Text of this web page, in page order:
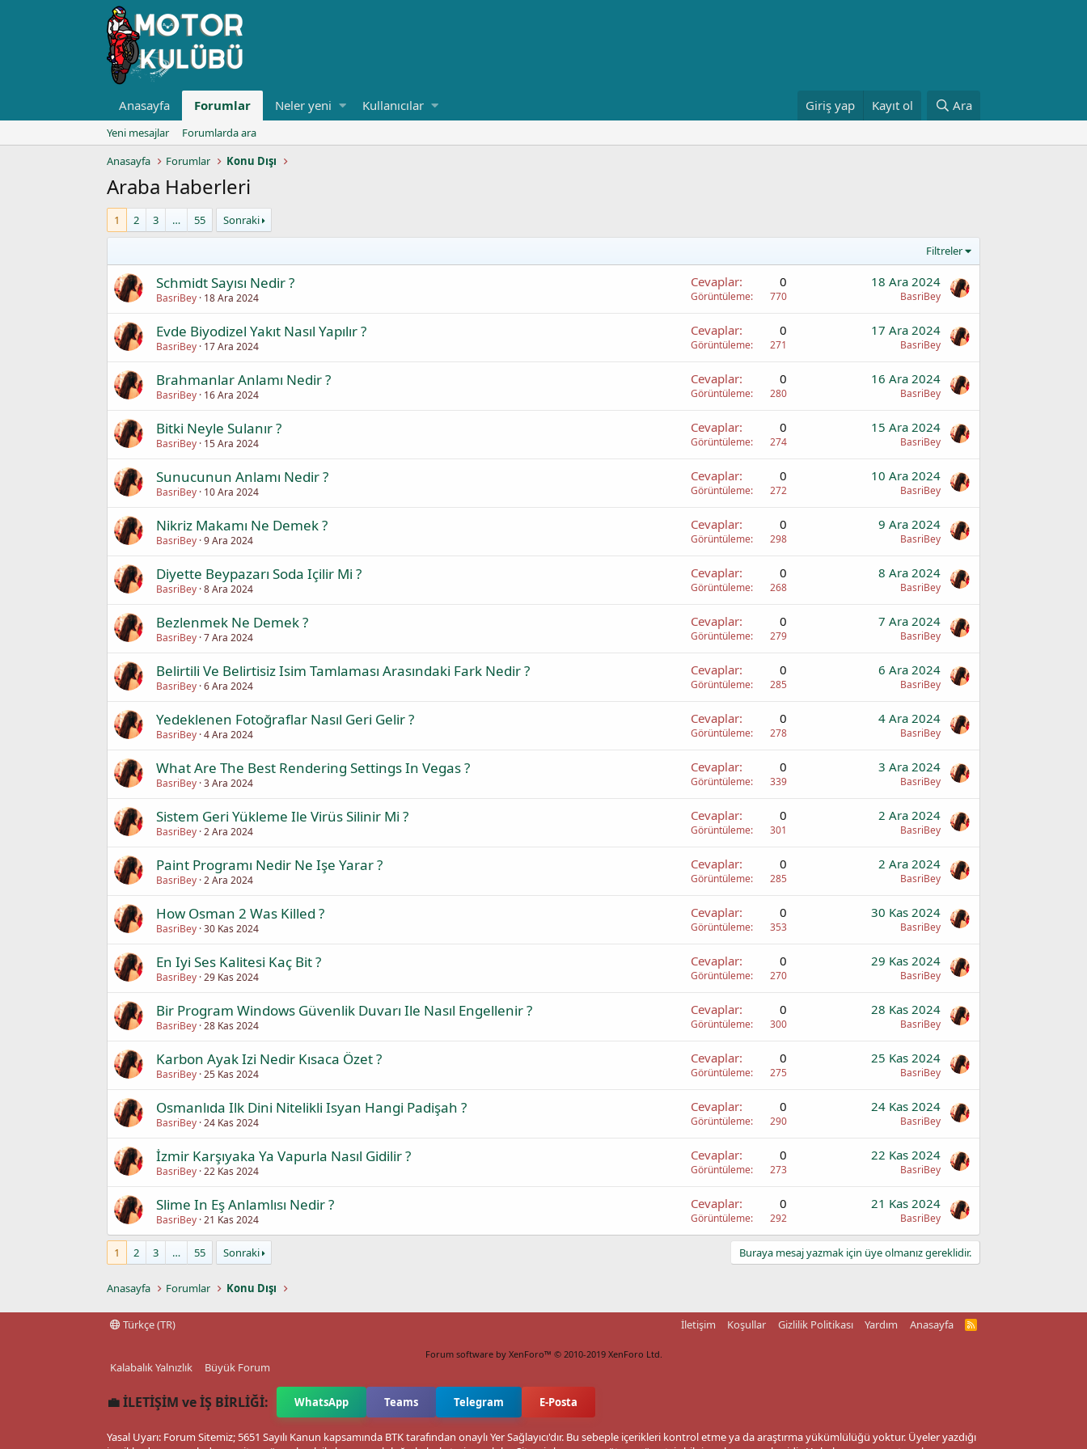
Anasayfa Forumlar Neler yeni Kullanıcılar Giriş yap Kayıt ol Ara
Yeni mesajlar
Forumlarda ara
Anasayfa
Forumlar Konu Dışı
Araba Haberleri
1 2 3 … 55 Sonraki
Filtreler
Schmidt Sayısı Nedir ?
BasriBey 18 Ara 2024
Cevaplar 0
Görüntüleme 770
18 Ara 2024
BasriBey
Evde Biyodizel Yakıt Nasıl Yapılır ?
BasriBey 17 Ara 2024
Cevaplar 0
Görüntüleme 271
17 Ara 2024
BasriBey
Brahmanlar Anlamı Nedir ?
BasriBey 16 Ara 2024
Cevaplar 0
Görüntüleme 280
16 Ara 2024
BasriBey
Bitki Neyle Sulanır ?
BasriBey 15 Ara 2024
Cevaplar 0
Görüntüleme 274
15 Ara 2024
BasriBey
Sunucunun Anlamı Nedir ?
BasriBey 10 Ara 2024
Cevaplar 0
Görüntüleme 272
10 Ara 2024
BasriBey
Nikriz Makamı Ne Demek ?
BasriBey 9 Ara 2024
Cevaplar 0
Görüntüleme 298
9 Ara 2024
BasriBey
Diyette Beypazarı Soda Içilir Mi ?
BasriBey 8 Ara 2024
Cevaplar 0
Görüntüleme 268
8 Ara 2024
BasriBey
Bezlenmek Ne Demek ?
BasriBey 7 Ara 2024
Cevaplar 0
Görüntüleme 279
7 Ara 2024
BasriBey
Belirtili Ve Belirtisiz Isim Tamlaması Arasındaki Fark Nedir ?
BasriBey 6 Ara 2024
Cevaplar 0
Görüntüleme 285
6 Ara 2024
BasriBey
Yedeklenen Fotoğraflar Nasıl Geri Gelir ?
BasriBey 4 Ara 2024
Cevaplar 0
Görüntüleme 278
4 Ara 2024
BasriBey
What Are The Best Rendering Settings In Vegas ?
BasriBey 3 Ara 2024
Cevaplar 0
Görüntüleme 339
3 Ara 2024
BasriBey
Sistem Geri Yükleme Ile Virüs Silinir Mi ?
BasriBey 2 Ara 2024
Cevaplar 0
Görüntüleme 301
2 Ara 2024
BasriBey
Paint Programı Nedir Ne Işe Yarar ?
BasriBey 2 Ara 2024
Cevaplar 0
Görüntüleme 285
2 Ara 2024
BasriBey
How Osman 2 Was Killed ?
BasriBey 30 Kas 2024
Cevaplar 0
Görüntüleme 353
30 Kas 2024
BasriBey
En Iyi Ses Kalitesi Kaç Bit ?
BasriBey 29 Kas 2024
Cevaplar 0
Görüntüleme 270
29 Kas 2024
BasriBey
Bir Program Windows Güvenlik Duvarı Ile Nasıl Engellenir ?
BasriBey 28 Kas 2024
Cevaplar 0
Görüntüleme 300
28 Kas 2024
BasriBey
Karbon Ayak Izi Nedir Kısaca Özet ?
BasriBey 25 Kas 2024
Cevaplar 0
Görüntüleme 275
25 Kas 2024
BasriBey
Osmanlıda Ilk Dini Nitelikli Isyan Hangi Padişah ?
BasriBey 24 Kas 2024
Cevaplar 0
Görüntüleme 290
24 Kas 2024
BasriBey
İzmir Karşıyaka Ya Vapurla Nasıl Gidilir ?
BasriBey 22 Kas 2024
Cevaplar 0
Görüntüleme 273
22 Kas 2024
BasriBey
Slime In Eş Anlamlısı Nedir ?
BasriBey 21 Kas 2024
Cevaplar 0
Görüntüleme 292
21 Kas 2024
BasriBey
1 2 3 … 55 Sonraki Buraya mesaj yazmak için üye olmanız gereklidir.
Anasayfa Forumlar Konu Dışı
Türkçe (TR) İletişim Koşullar Gizlilik Politikası Yardım Anasayfa
R
Forum software by XenForo™ © 2010-2019 XenForo Ltd.
Kalabalık Yalnızlık Büyük Forum
💼 İLETİŞİM ve İŞ BİRLİĞİ: WhatsApp Teams Telegram E-Posta
Yasal Uyarı: Forum Sitemiz; 5651 Sayılı Kanun kapsamında BTK tarafından onaylı Yer Sağlayıcı'dır. Bu sebeple içerikleri kontrol etme ya da araştırma yükümlülüğü yoktur. Üyeler yazdığı